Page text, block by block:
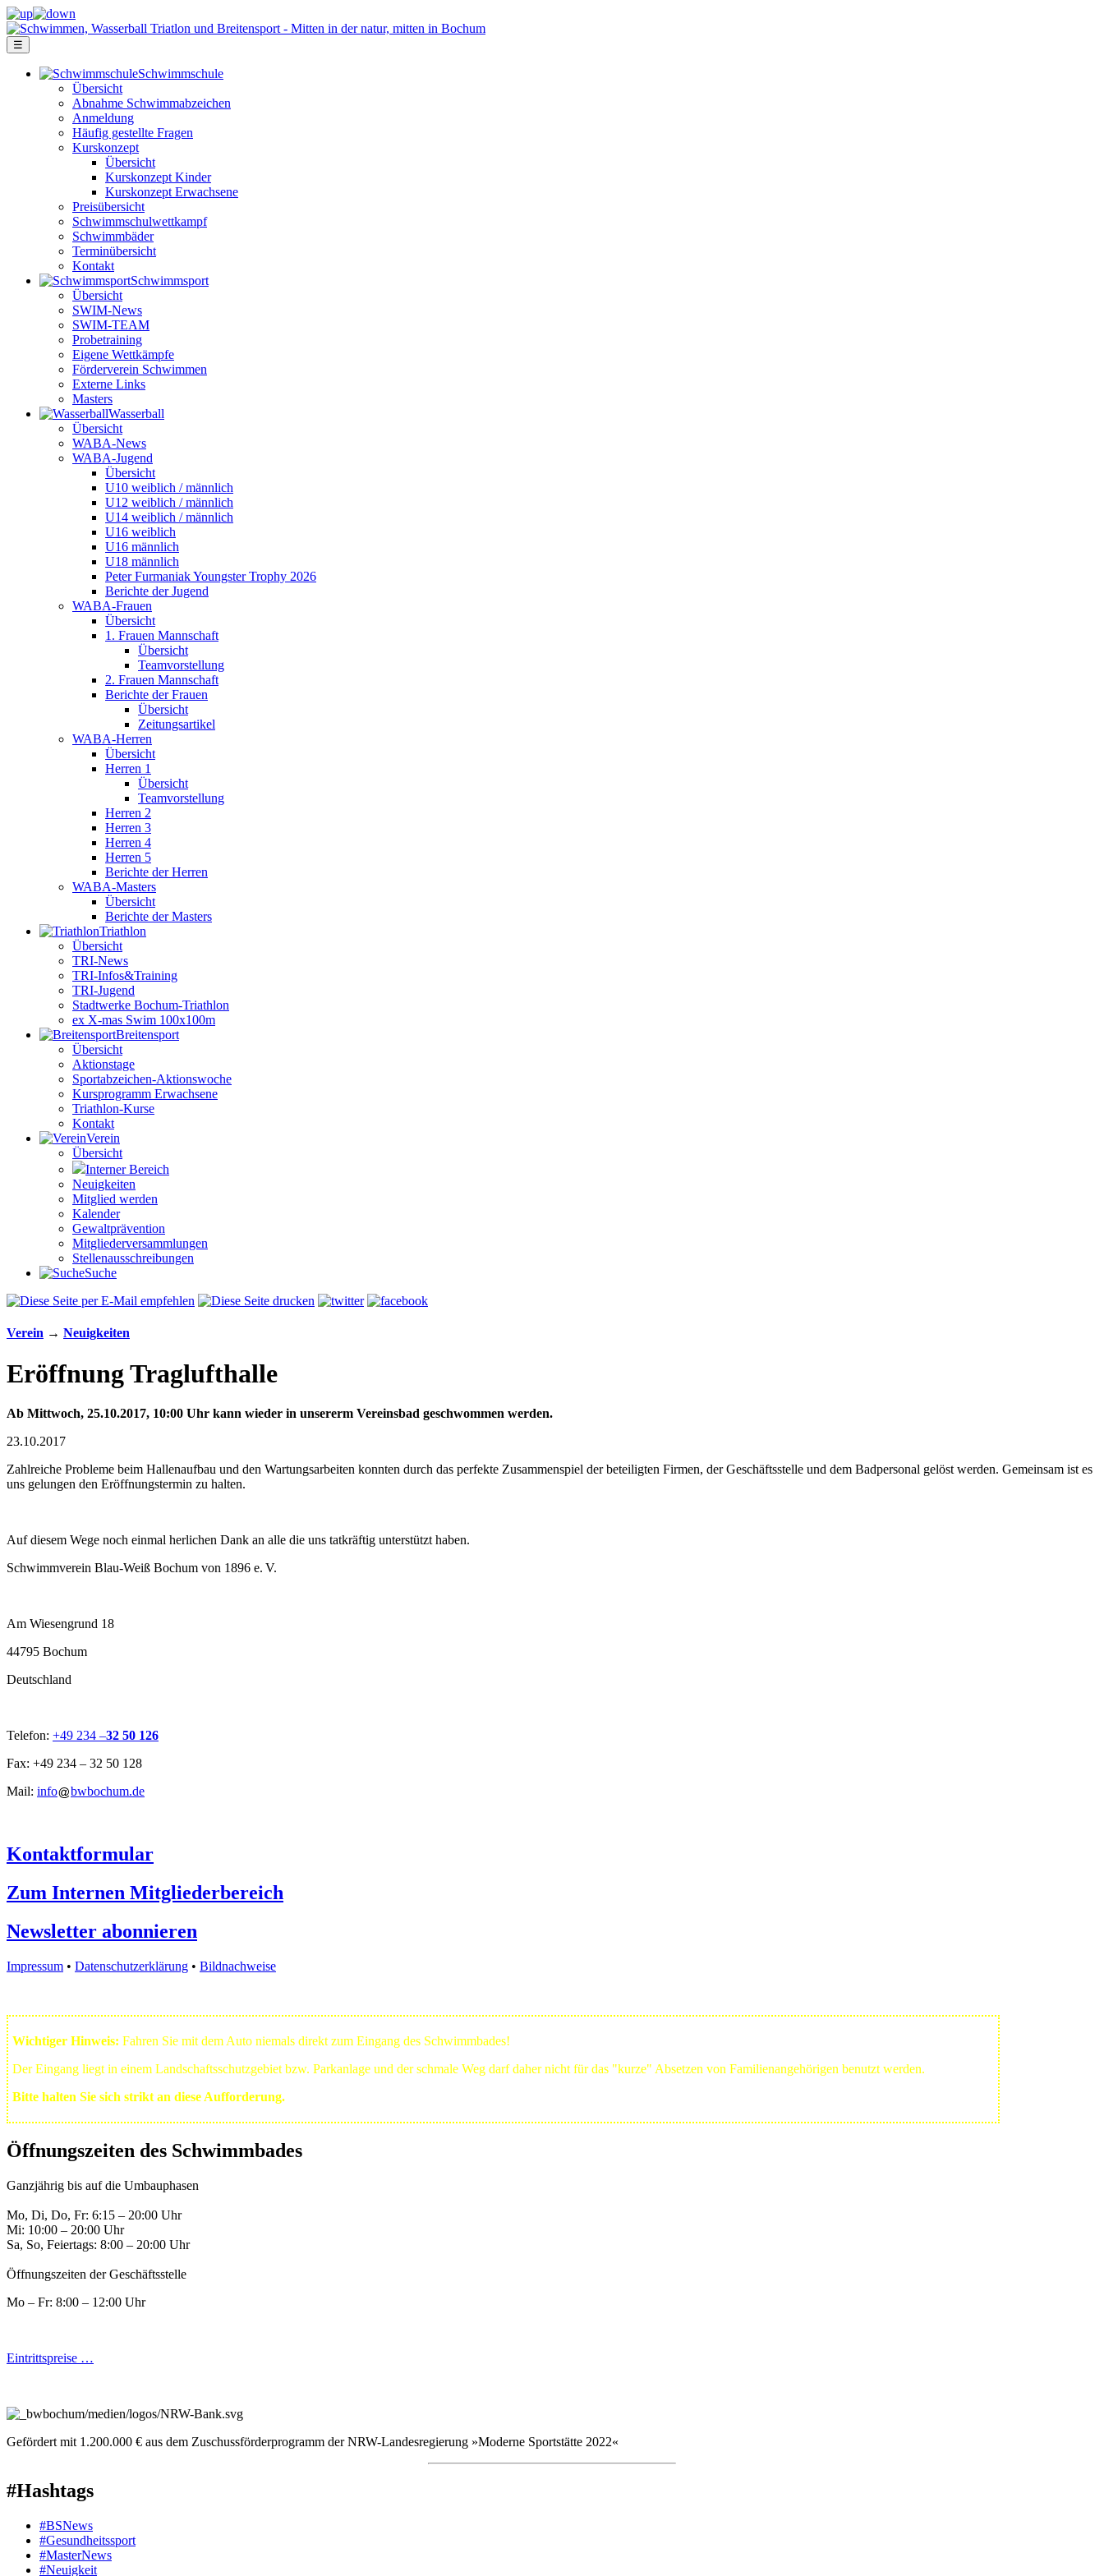
☰
Schwimm­schule
Übersicht
Ab­nah­me Schwimm­ab­zei­chen
Anmeldung
Häufig gestellte Fragen
Kurs­konzept
Übersicht
Kurskonzept Kinder
Kurskonzept Erwachsene
Preis­über­sicht
Schwimm­schul­wett­kampf
Schwimm­bäder
Terminübersicht
Kontakt
Schwimm­sport
Übersicht
SWIM-News
SWIM-TEAM
Probe­training
Eigene Wettkämpfe
Förderverein Schwimmen
Externe Links
Masters
Wasser­ball
Übersicht
WABA-News
WABA-Jugend
Übersicht
U10 weiblich / männlich
U12 weiblich / männlich
U14 weiblich / männlich
U16 weiblich
U16 männlich
U18 männlich
Peter Furmaniak Youngster Trophy 2026
Berichte der Jugend
WABA-Frauen
Übersicht
1. Frauen Mannschaft
Übersicht
Teamvorstellung
2. Frauen Mannschaft
Berichte der Frauen
Übersicht
Zeitungsartikel
WABA-Herren
Übersicht
Herren 1
Übersicht
Teamvorstellung
Herren 2
Herren 3
Herren 4
Herren 5
Berichte der Herren
WABA-Masters
Übersicht
Berichte der Masters
Triathlon
Übersicht
TRI-News
TRI-Infos&Training
TRI-Jugend
Stadtwerke Bochum-Triathlon
ex X-mas Swim 100x100m
Breiten­sport
Übersicht
Aktionstage
Sportabzeichen-Aktionswoche
Kursprogramm Erwachsene
Triathlon-Kurse
Kontakt
Verein
Übersicht
Interner Bereich
Neuigkeiten
Mitglied werden
Kalender
Gewaltprävention
Mitglieder­versammlungen
Stellen­aus­schrei­bungen
Suche
Verein → Neuigkeiten
Eröffnung Traglufthalle
Ab Mittwoch, 25.10.2017, 10:00 Uhr kann wieder in unsererm Vereinsbad geschwommen werden.
23.10.2017
Zahlreiche Probleme beim Hallenaufbau und den Wartungsarbeiten konnten durch das perfekte Zusammenspiel der beteiligten Firmen, der Geschäftsstelle und dem Badpersonal gelöst werden. Gemeinsam ist es
uns gelungen den Eröffnungstermin zu halten.
Auf diesem Wege noch einmal herlichen Dank an alle die uns tatkräftig unterstützt haben.
Schwimmverein Blau-Weiß Bochum von 1896 e. V.
Am Wiesengrund 18
44795 Bochum
Deutschland
Telefon: +49 234 –32 50 126
Fax: +49 234 – 32 50 128
Mail: info bwbochum.de
Kontaktformular
Zum Internen Mitgliederbereich
Newsletter abonnieren
Impressum • Datenschutzerklärung • Bildnachweise
Wichtiger Hinweis: Fahren Sie mit dem Auto niemals direkt zum Eingang des Schwimmbades!
Der Eingang liegt in einem Landschafts­schutzgebiet bzw. Park­anlage und der schmale Weg darf daher nicht für das "kurze" Absetzen von Familienangehörigen benutzt werden.
Bitte halten Sie sich strikt an diese Aufforderung.
Öffnungszeiten des Schwimmbades
Ganzjährig bis auf die Umbauphasen
Mo, Di, Do, Fr: 6:15 – 20:00 Uhr
Mi: 10:00 – 20:00 Uhr
Sa, So, Feiertags: 8:00 – 20:00 Uhr
Öffnungszeiten der Geschäftsstelle
Mo – Fr: 8:00 – 12:00 Uhr
Eintrittspreise …
Gefördert mit 1.200.000 € aus dem Zuschussförderprogramm der NRW-Landesregierung »Moderne Sportstätte 2022«
#Hashtags
#BSNews
#Gesundheitssport
#MasterNews
#Neuigkeit